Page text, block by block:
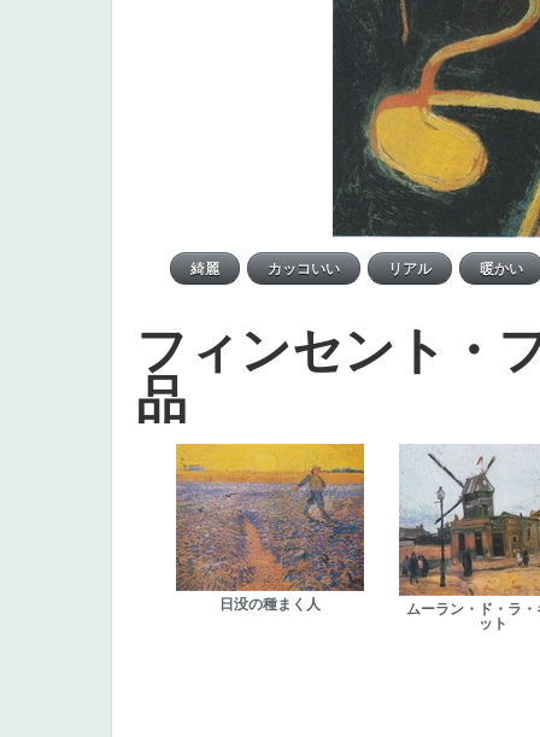
フィンセント・
品
日没の種まく人
ムーラン・ド・ラ・
ット